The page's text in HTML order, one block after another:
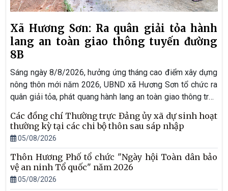
Xã Hương Sơn: Ra quân giải tỏa hành
lang an toàn giao thông tuyến đường
8B
Sáng ngày 8/8/2026, hưởng ứng tháng cao điểm xây dựng
nông thôn mới năm 2026, UBND xã Hương Sơn tổ chức ra
quân giải tỏa, phát quang hành lang an toàn giao thông trên
tuyến đường 8B, với chiều dài khoảng 8 km. Đây là hoạt
động thiết thực nhằm chỉnh trang cảnh quan, bảo đảm an
toàn giao thông và góp phần xây dựng môi trường nông
thôn sáng - xanh - sạch - đẹp. Đồng chí Trần Quang Thắng
- Phó Bí thư TT Đảng ủy; đồng chí Hồ Thái Sơn - Chủ tịch
UBND xã và đồng chí Trần Tuấn Khoa - UVBTV, Phó Chủ
tịch UBND xã đã đi kiểm tra và động viên phong trào.
Các đồng chí Thường trực Đảng ủy xã dự sinh hoạt
thường kỳ tại các chi bộ thôn sau sáp nhập
05/08/2026
Thôn Hương Phố tổ chức "Ngày hội Toàn dân bảo
vệ an ninh Tổ quốc" năm 2026
05/08/2026